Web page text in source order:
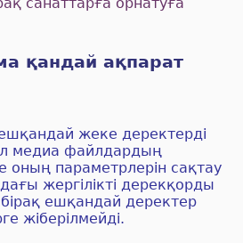
қандай ақпарат
жеке деректерді
медиа файлдардың
оның параметрлерін сақтау
жергілікті дерекқорды
ешқандай деректер
жіберілмейді.